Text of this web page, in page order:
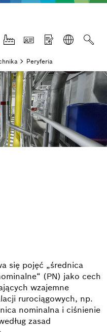
Peryferia
się pojęć „średnica
(PN) jako cech
wzajemne
rurociągowych, np.
nominalna i ciśnienie
zasad